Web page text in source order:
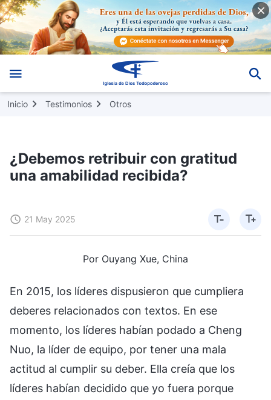
Inicio Testimonios Otros
¿Debemos retribuir con gratitud
una amabilidad recibida?
21 May 2025
Por Ouyang Xue, China
En 2015, los líderes dispusieron que cumpliera
deberes relacionados con textos. En ese
momento, los líderes habían podado a Cheng
Nuo, la líder de equipo, por tener una mala
actitud al cumplir su deber. Ella creía que los
líderes habían decidido que yo fuera porque